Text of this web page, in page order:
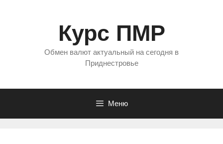
Курс ПМР
Обмен валют актуальный на сегодня в
Приднестровье
Меню